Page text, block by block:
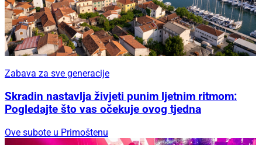
Zabava za sve generacije
Skradin nastavlja živjeti punim ljetnim ritmom:
Pogledajte što vas očekuje ovog tjedna
Ove subote u Primoštenu